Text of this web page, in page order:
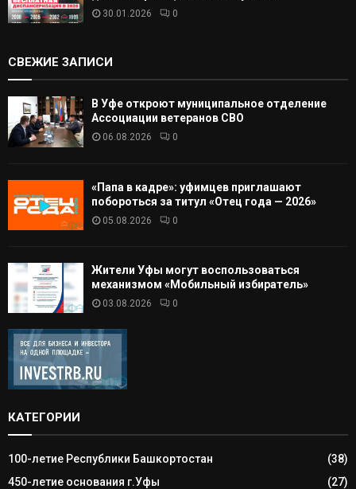
30.01.2026 0
СВЕЖИЕ ЗАПИСИ
В Уфе откроют муниципальное отделение
Ассоциации ветеранов СВО
06.08.2026 0
«Папа в кадре»: уфимцев приглашают
побороться за титул «Отец года — 2026»
05.08.2026 0
Жители Уфы могут воспользоваться
механизмом «Мобильный избиратель»
03.08.2026 0
КАТЕГОРИИ
100-летие Республики Башкортостан
(38)
450-летие основания г.Уфы
(27)